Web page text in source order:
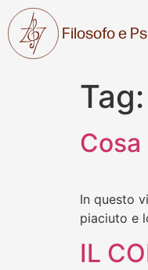
Filosofo e
Tag:
In questo
piaciuto e
IL